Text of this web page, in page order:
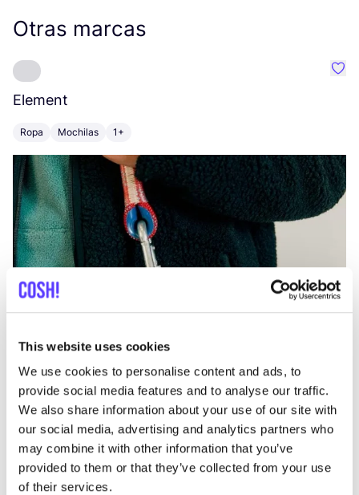
This website uses cookies
We use cookies to personalise content and ads, to
provide social media features and to analyse our traffic.
We also share information about your use of our site with
our social media, advertising and analytics partners who
may combine it with other information that you’ve
provided to them or that they’ve collected from your use
of their services.
Otras marcas
Element
Ropa Mochilas 1+